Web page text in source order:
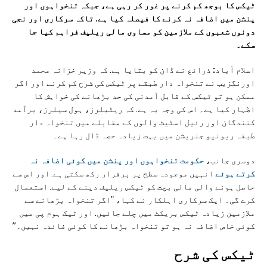
ٹیکس کا بوجھ کم کرنے پر غور کر رہی ہے، جبکہ تنخواہوں اور
پنشن میں اضافہ نہ کرنے کا فیصلہ کیا ہے. تاکہ سرکاری اور نجی
دونوں شعبوں کے ملازمین کو مساوی مالی ریلیف فراہم کیا جا
سکے۔
اسلام آباد : ذرائع نے ڈان کو بتایا ہے. کہ وزیر خزانہ محمد
اورنگزیب نے تنخواہ دار طبقے پر ٹیکس کی شرح کم کرنے اور اگر
ممکن ہو تو ٹیکس کے قابل آمدنی کی حد بڑھانے کی خواہش کا
اظہار کیا ہے۔ اس کی وجہ یہ ہے. کہ ریٹیلرز، ہول سیلرز، برآمد
کنندگان اور رئیل اسٹیٹ والوں کے مقابلے میں تنخواہ دار
طبقہ ریونیو جنریشن میں بہت زیادہ حصہ ڈال رہا ہے۔
دوسری جانب، حکومت تنخواہوں اور پنشن میں کوئی اضافہ نہ
کرتے ہوئے انہیں موجودہ سطح پر برقرار رکھ سکتی ہے. اور اس سے
حاصل ہونے والی مالی بچت کو ٹیکس ریلیف دینے کے لیے. استعمال
کرے گی۔ ایک سرکاری اہلکار نے کہا، "اگر تنخواہ بڑھانے سے
ملازمین زیادہ ٹیکس بریکٹ میں چلے جائیں. اور ٹیک ہوم پی میں
کوئی خاص اضافہ نہ ہو تو تنخواہ بڑھانے کا کوئی فائدہ نہیں۔”
ٹیکس کی شرح